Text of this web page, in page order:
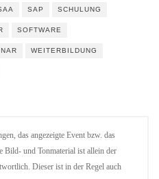
SAP SCHULUNG
SOFTWARE
WEITERBILDUNG
das angezeigte Event bzw. das
Bild- und Tonmaterial ist allein der
Dieser ist in der Regel auch